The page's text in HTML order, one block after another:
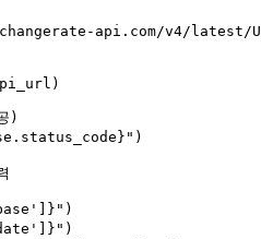
api.com/v4/latest/
)
" )
]} "
]} "